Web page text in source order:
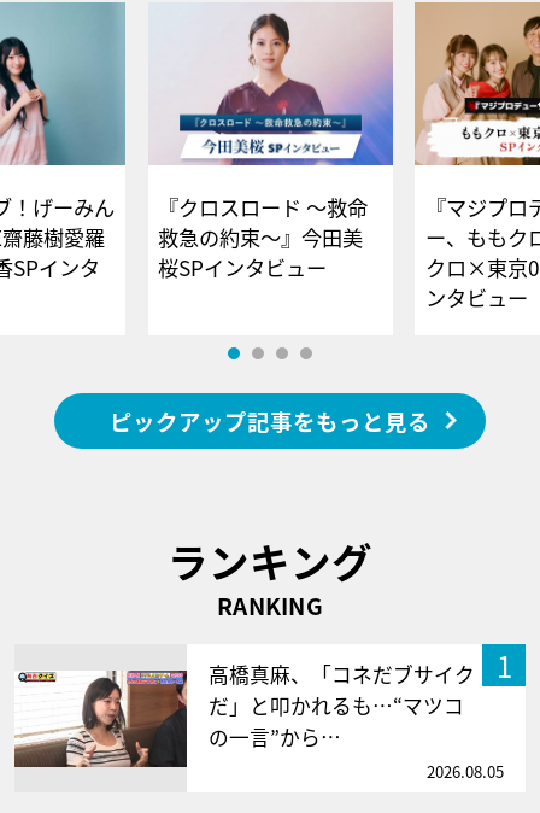
！げーみん
藤樹愛羅
SPインタ
『クロスロード ～救命
救急の約束～』今田美
桜SPインタビュー
『マジプロ
ー、ももク
クロ×東京
ンタビュー
ピックアップ記事をもっと見る
ランキング
RANKING
1
高橋真麻、「コネだブサイク
だ」と叩かれるも…“マツコ
の一言”から…
2026.08.05